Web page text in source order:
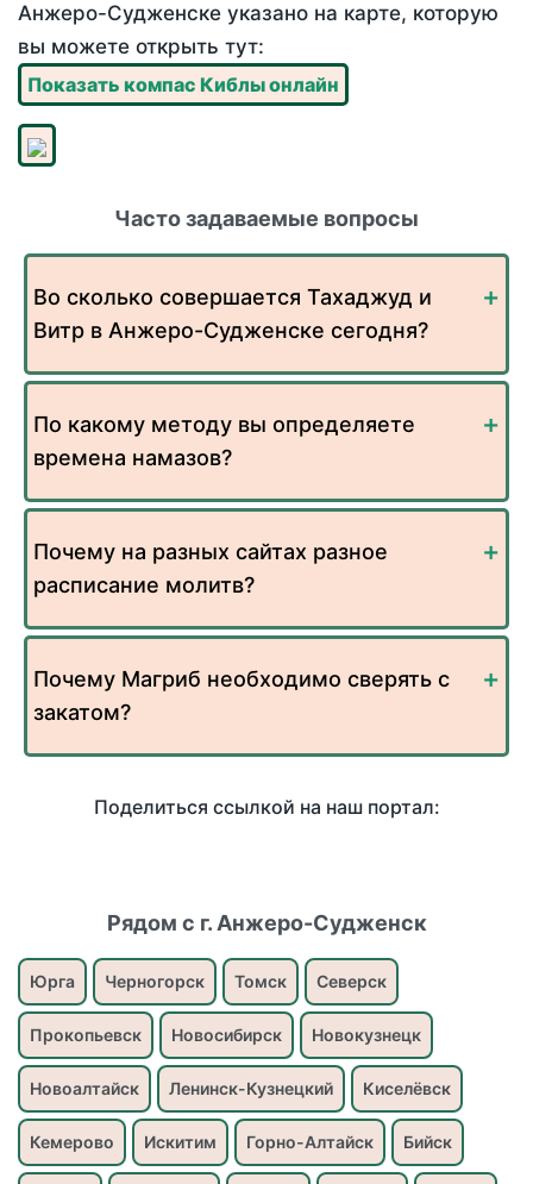
Анжеро-Судженске указано на карте, которую
вы можете открыть тут:
Показать компас Киблы онлайн
Часто задаваемые вопросы
Во сколько совершается Тахаджуд и
Витр в Анжеро-Судженске сегодня?
По какому методу вы определяете
времена намазов?
Почему на разных сайтах разное
расписание молитв?
Почему Магриб необходимо сверять с
закатом?
Поделиться ссылкой на наш портал:
Рядом с г. Анжеро-Судженск
Юрга Черногорск Томск Северск
Прокопьевск Новосибирск Новокузнецк
Новоалтайск Ленинск-Кузнецкий Киселёвск
Кемерово Искитим Горно-Алтайск Бийск